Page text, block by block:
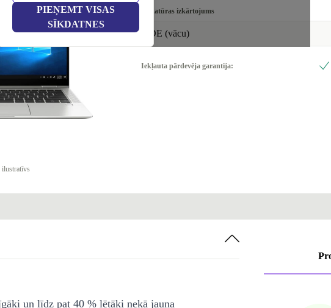
PIEŅEMT VISAS
SĪKDATNES
Tastatūras izkārtojums
DE (vācu)
Iekļauta pārdevēja garantija:
un līdz pat 40 % lētāki nekā jauna